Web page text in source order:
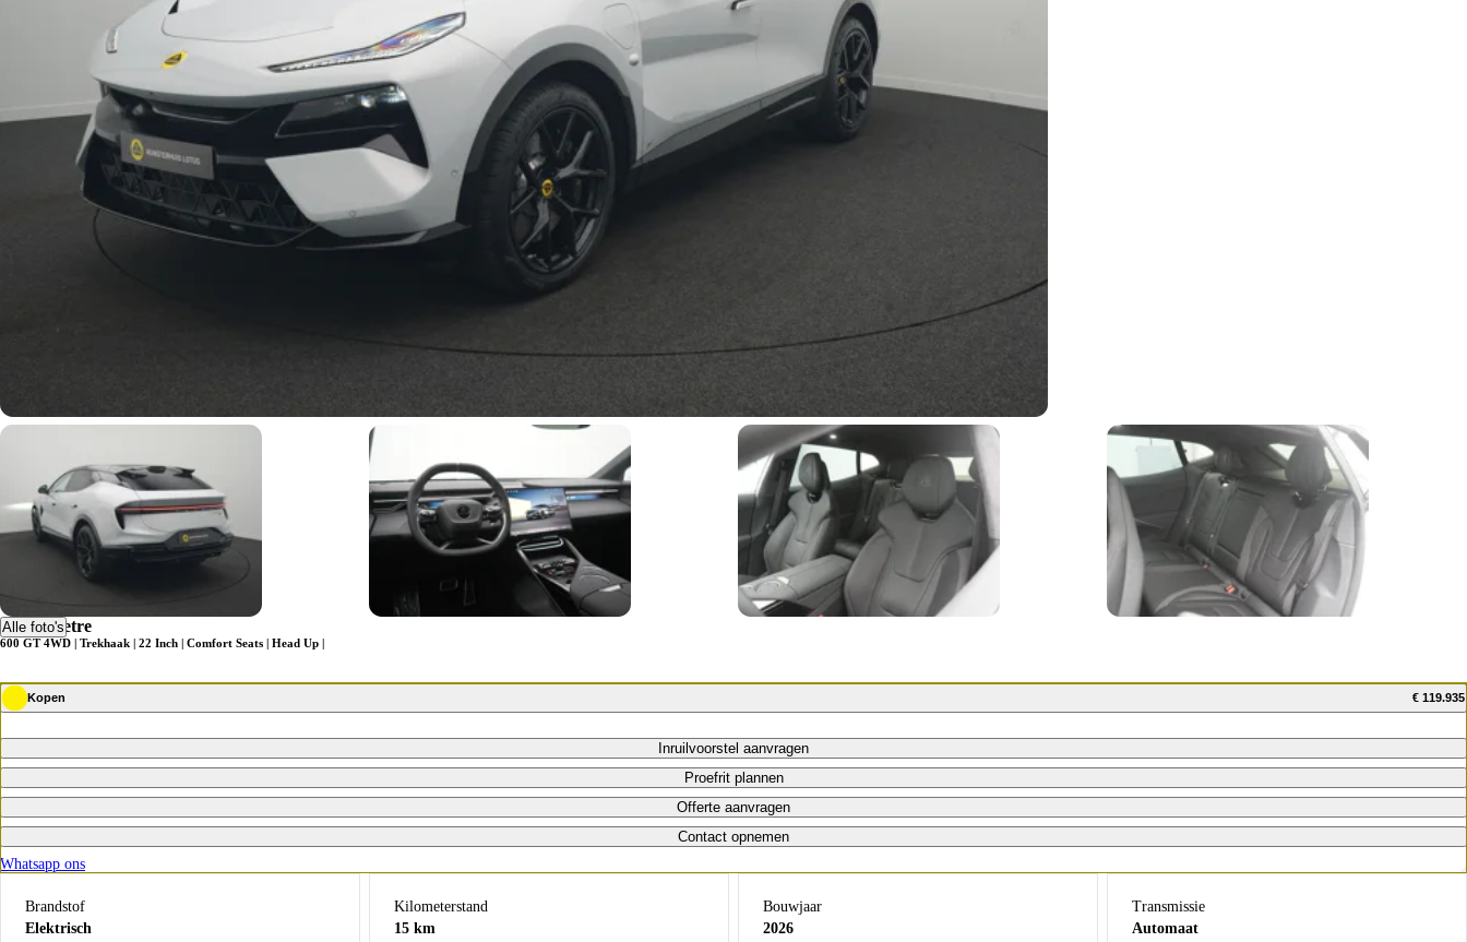
Alle foto's
Lotus Eletre
600 GT 4WD | Trekhaak | 22 Inch | Comfort Seats | Head Up |
Kopen € 119.935
Inruilvoorstel aanvragen
Proefrit plannen
Offerte aanvragen
Contact opnemen
Whatsapp ons
Brandstof
Elektrisch
Kilometerstand
15 km
Bouwjaar
2026
Transmissie
Automaat